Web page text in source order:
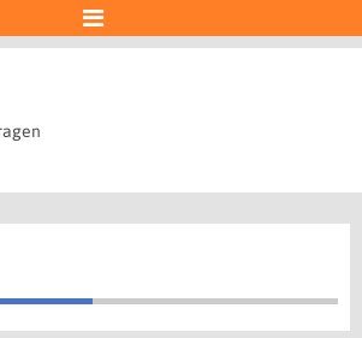
